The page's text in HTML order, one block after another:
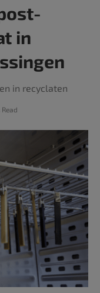
in
in recyclaten